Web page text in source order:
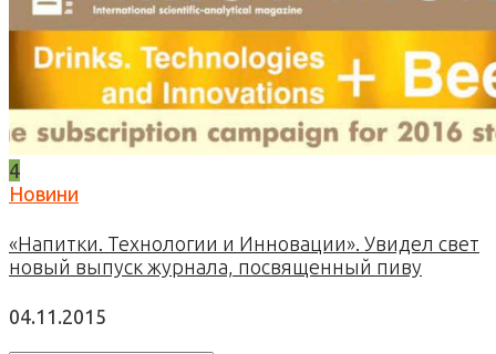
4
Новини
«Напитки. Технологии и Инновации». Увидел свет
новый выпуск журнала, посвященный пиву
04.11.2015